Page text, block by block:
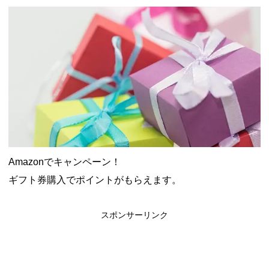
ャンペーン！8/31まで
2026年8月3日
ドコモの銀行で預金残高を10万円以上増加で最大10億dポイント
山分けキャンペーン！～10/31
2026年8月3日
デジタルギフト改悪でいろいろ手数料徴収へ！8/3～
2026年8月
PayPayポイント→Vポイント交換でストア限定の制限を消す方
2026年8月1日
Vポイントpay利用で最大10%還元！8/31まで
2026年8月1日
V NEOBANK改悪！還元率1.25%に、チャージ系対象外へ！11
月から
2026年8月1日
ドットマネーが再開！8/12から。でも未完了のポイント有効期
限が8月末まで？ 2026年7月31日
【2026年夏】dポイント交換キャンペーンが見逃せない！最大
15%増量のチャンス。8/1~31あたりまで 2026年7月31日
au PAY 残高チャージで最大10000円もらえる！じぶん銀行から
Amazonでキャンペーン！
ギフト券購入でポイントがもらえます。
スポンサーリンク